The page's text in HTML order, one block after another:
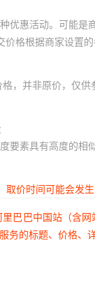
优惠活动。可能
格根据商家设置
，并非原价，仅供
要素具有高度的
价时间可能会发
巴巴中国站（含
的标题、价格